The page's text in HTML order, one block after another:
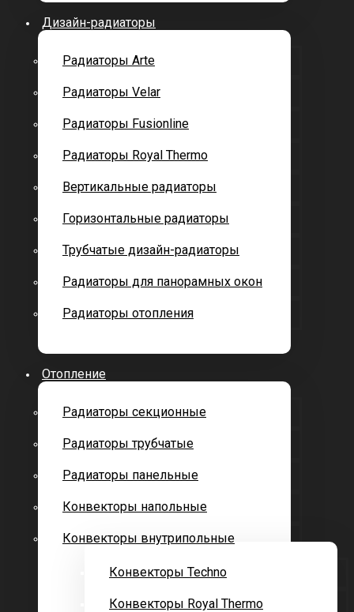
Дизайн-радиаторы
Радиаторы Arte
Радиаторы Velar
Радиаторы Fusionline
Радиаторы Royal Thermo
Вертикальные радиаторы
Горизонтальные радиаторы
Трубчатые дизайн-радиаторы
Радиаторы для панорамных окон
Радиаторы отопления
Отопление
Радиаторы секционные
Радиаторы трубчатые
Радиаторы панельные
Конвекторы напольные
Конвекторы внутрипольные
Конвекторы Techno
Конвекторы Royal Thermo